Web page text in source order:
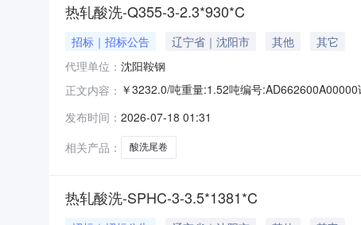
热轧酸洗-Q355-3-2.3*930*C
招标｜招标公告 辽宁省｜沈阳市 其他
其它
代理单位： 沈阳鞍钢
正文内容： ￥3232.0/吨重量:1.52吨编号
求产线名称:冷轧1#线锌层重量代码描述:上表面
发布时间： 2026-07-18 01:31
相关产品：
酸洗尾卷
热轧酸洗-SPHC-3-3.5*1381*C